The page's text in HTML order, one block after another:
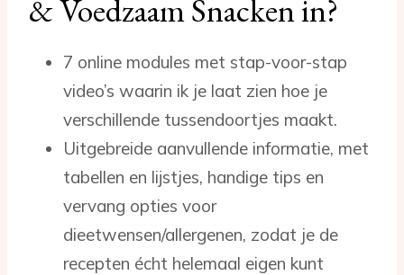
& Voedzaam Snacken in?
7 online modules met stap-voor-stap
video’s waarin ik je laat zien hoe je
verschillende tussendoortjes maakt.
Uitgebreide aanvullende informatie, met
tabellen en lijstjes, handige tips en
vervang opties voor
dieetwensen/allergenen, zodat je de
recepten écht helemaal eigen kunt